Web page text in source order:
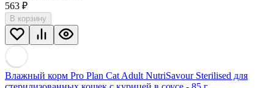
563 ₽
В корзину
Влажный корм Pro Plan Cat Adult NutriSavour Sterilised для